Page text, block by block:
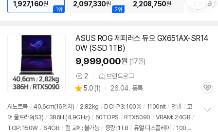
1위
1,927,160원
2위
2,097,330원 2,208,750원
ASUS ROG 제피러스 듀오 GX651AX-SR14
0W (SSD 1TB)
9,999,000원 (17몰)
상
품
견
2 브랜드로그
별
점
5.0 (상
리
뷰
1) 26.04. 등록
관
AI노트북 / 40.6cm(16인치) / 2.82kg / DCI-P3: 100% / 1100nit / 인텔 / 코
어 울트라9(S3) / 386H (4.9GHz) / 50TOPS / RTX5090 / VRAM: 24GB /
TGP: 150W / 64GB / 램 교체: 불가능 / 용량: 1TB / 듀얼 디스플레이 / 100W